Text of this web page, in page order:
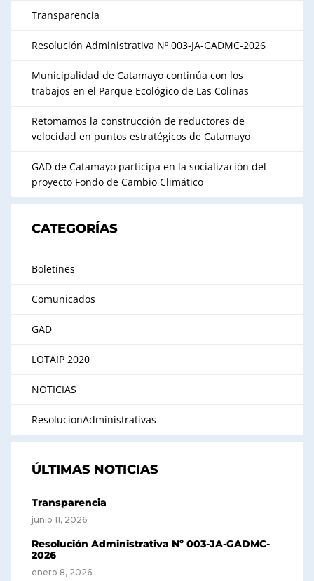
Transparencia
Resolución Administrativa Nº 003-JA-GADMC-2026
Municipalidad de Catamayo continúa con los
trabajos en el Parque Ecológico de Las Colinas
Retomamos la construcción de reductores de
velocidad en puntos estratégicos de Catamayo
GAD de Catamayo participa en la socialización del
proyecto Fondo de Cambio Climático
CATEGORÍAS
Boletines
Comunicados
GAD
LOTAIP 2020
NOTICIAS
ResolucionAdministrativas
ÚLTIMAS NOTICIAS
Transparencia
junio 11, 2026
Resolución Administrativa Nº 003-JA-GADMC-
2026
enero 8, 2026